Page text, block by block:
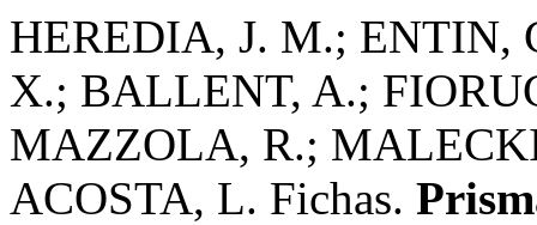
HEREDIA, J. M.; ENTIN,
X.; BALLENT, A.;
MAZZOLA, R.;
ACOSTA, L. Fichas.